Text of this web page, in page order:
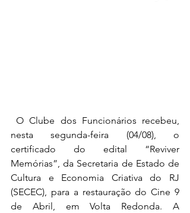
O Clube dos Funcionários recebeu,
nesta segunda-feira (04/08), o
certificado do edital “Reviver
Memórias”, da Secretaria de Estado de
Cultura e Economia Criativa do RJ
(SECEC), para a restauração do Cine 9
de Abril, em Volta Redonda. A